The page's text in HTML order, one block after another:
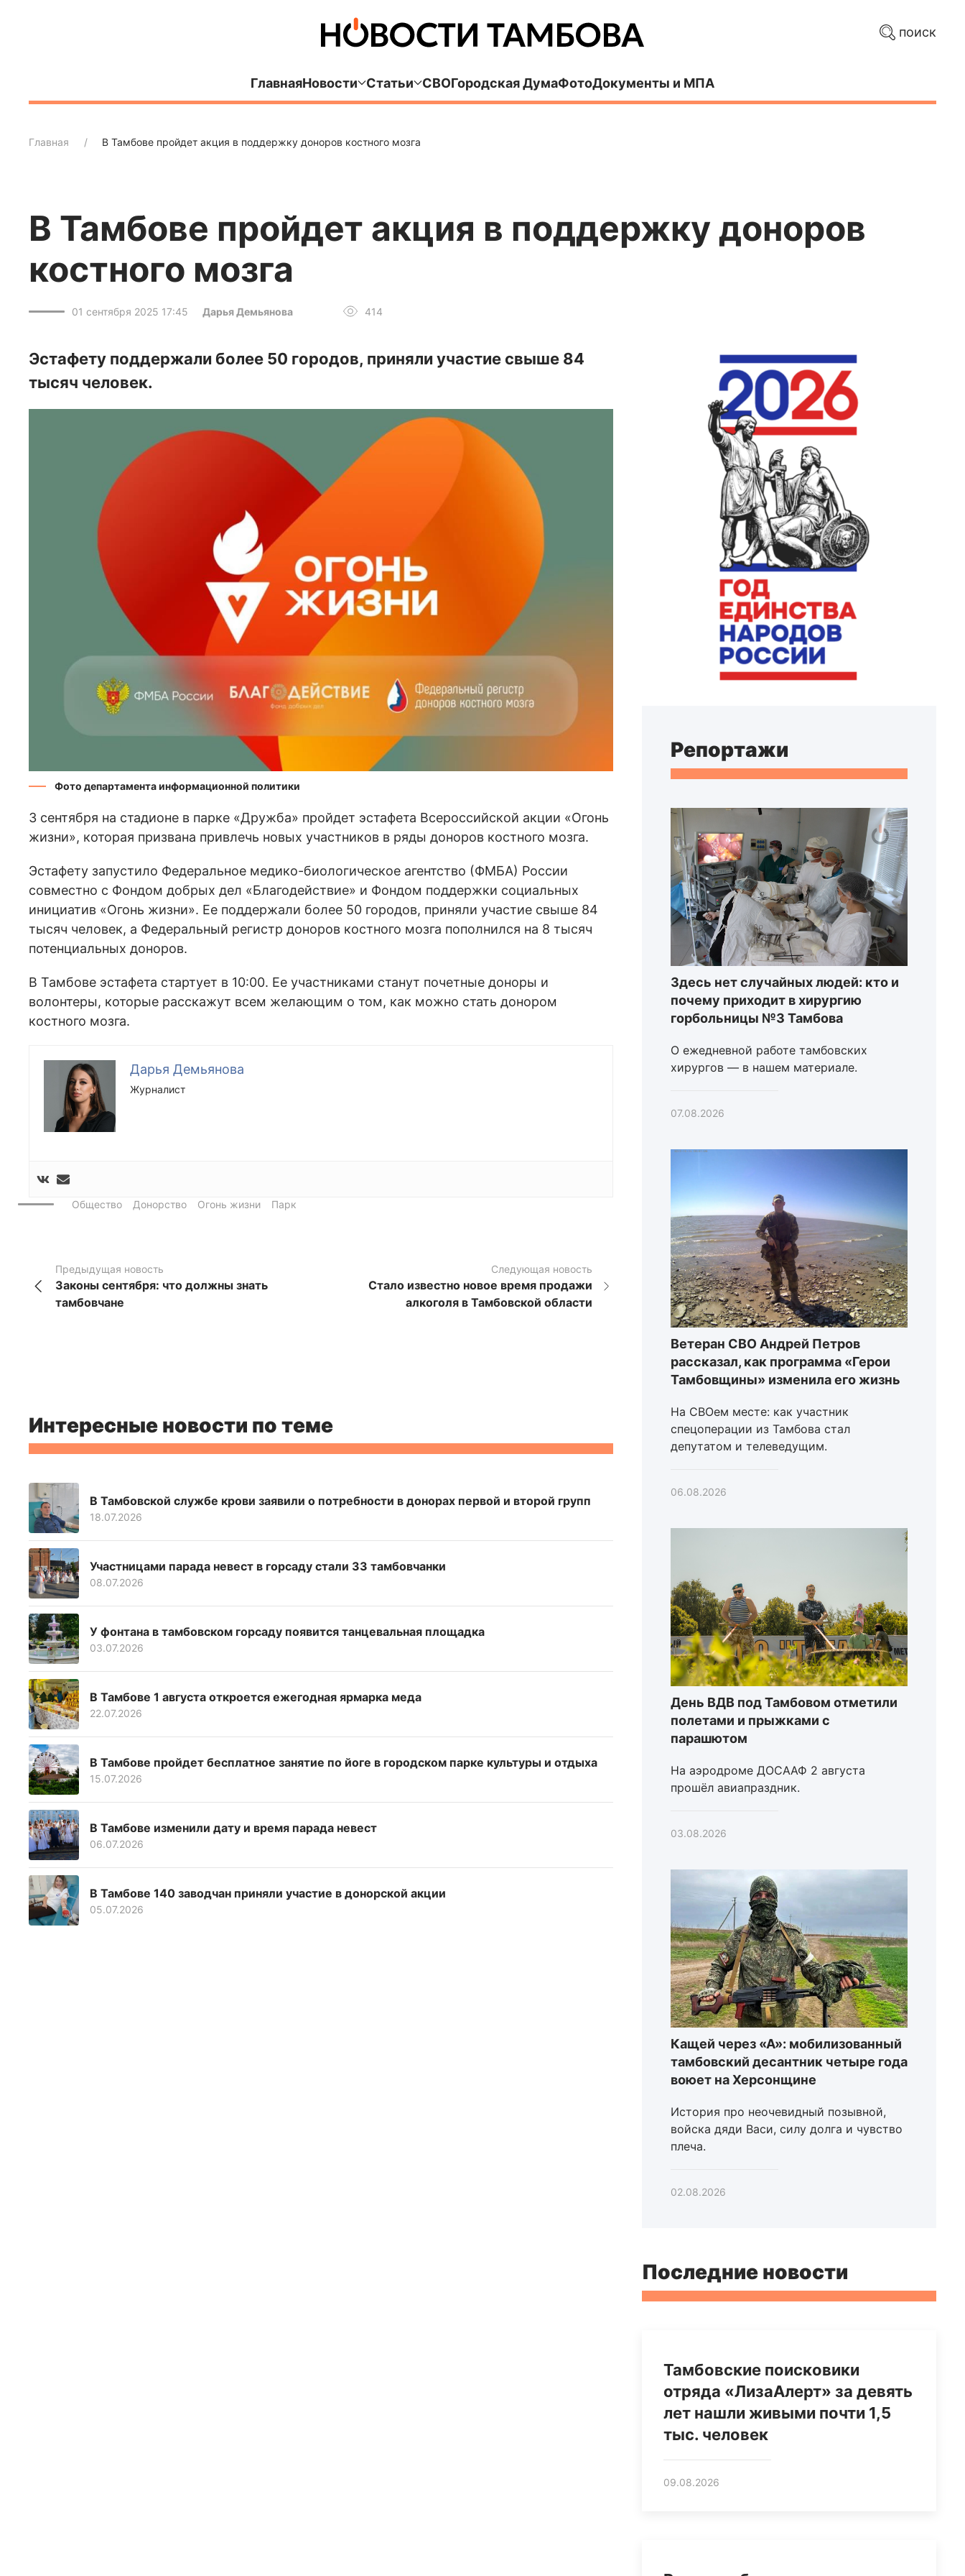
поиск
ГлавнаяНовости Статьи СВОГородская ДумаФотоДокументы и МПА
Главная В Тамбове пройдет акция в поддержку доноров костного мозга
В Тамбове пройдет акция в поддержку доноров
костного мозга
01 сентября 2025 17:45 Дарья Демьянова 414
Эстафету поддержали более 50 городов, приняли участие свыше 84
тысяч человек.
Фото департамента информационной политики
3 сентября на стадионе в парке «Дружба» пройдет эстафета Всероссийской акции «Огонь
жизни», которая призвана привлечь новых участников в ряды доноров костного мозга.
Эстафету запустило Федеральное медико-биологическое агентство (ФМБА) России
совместно с Фондом добрых дел «Благодействие» и Фондом поддержки социальных
инициатив «Огонь жизни». Ее поддержали более 50 городов, приняли участие свыше 84
тысяч человек, а Федеральный регистр доноров костного мозга пополнился на 8 тысяч
потенциальных доноров.
В Тамбове эстафета стартует в 10:00. Ее участниками станут почетные доноры и
волонтеры, которые расскажут всем желающим о том, как можно стать донором
костного мозга.
Дарья Демьянова
Журналист
Общество Донорство Огонь жизни Парк
Предыдущая новость
Законы сентября: что должны знать
тамбовчане
Следующая новость
Стало известно новое время продажи
алкоголя в Тамбовской области
Интересные новости по теме
В Тамбовской службе крови заявили о потребности в донорах первой и второй групп
18.07.2026
Участницами парада невест в горсаду стали 33 тамбовчанки
08.07.2026
У фонтана в тамбовском горсаду появится танцевальная площадка
03.07.2026
В Тамбове 1 августа откроется ежегодная ярмарка меда
22.07.2026
В Тамбове пройдет бесплатное занятие по йоге в городском парке культуры и отдыха
15.07.2026
В Тамбове изменили дату и время парада невест
06.07.2026
В Тамбове 140 заводчан приняли участие в донорской акции
05.07.2026
Репортажи
Здесь нет случайных людей: кто и
почему приходит в хирургию
горбольницы №3 Тамбова
О ежедневной работе тамбовских
хирургов — в нашем материале.
07.08.2026
Ветеран СВО Андрей Петров
рассказал, как программа «Герои
Тамбовщины» изменила его жизнь
На СВОем месте: как участник
спецоперации из Тамбова стал
депутатом и телеведущим.
06.08.2026
День ВДВ под Тамбовом отметили
полетами и прыжками с
парашютом
На аэродроме ДОСААФ 2 августа
прошёл авиапраздник.
03.08.2026
Кащей через «А»: мобилизованный
тамбовский десантник четыре года
воюет на Херсонщине
История про неочевидный позывной,
войска дяди Васи, силу долга и чувство
плеча.
02.08.2026
Последние новости
Тамбовские поисковики
отряда «ЛизаАлерт» за девять
лет нашли живыми почти 1,5
тыс. человек
09.08.2026